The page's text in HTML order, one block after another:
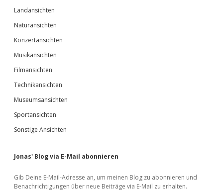
Landansichten
Naturansichten
Konzertansichten
Musikansichten
Filmansichten
Technikansichten
Museumsansichten
Sportansichten
Sonstige Ansichten
Jonas' Blog via E-Mail abonnieren
Gib Deine E-Mail-Adresse an, um meinen Blog zu abonnieren und
Benachrichtigungen über neue Beiträge via E-Mail zu erhalten.